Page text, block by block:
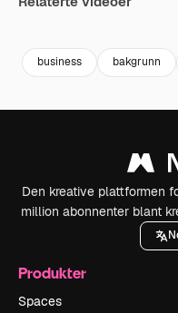
business bakgrunn
Den kreative plattformen
million abonnenter blant
Produkter
Spaces